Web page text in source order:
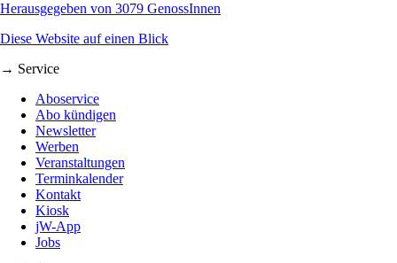
Herausgegeben von 3079 GenossInnen
Diese Website auf einen Blick
→ Service
Aboservice
Abo kündigen
Newsletter
Werben
Veranstaltungen
Terminkalender
Kontakt
Kiosk
jW-App
Jobs